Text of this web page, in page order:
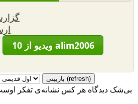
10 ویدیو از alim2006
بی‌شک دیدگاه هر کس نشانه‌ی تفکر